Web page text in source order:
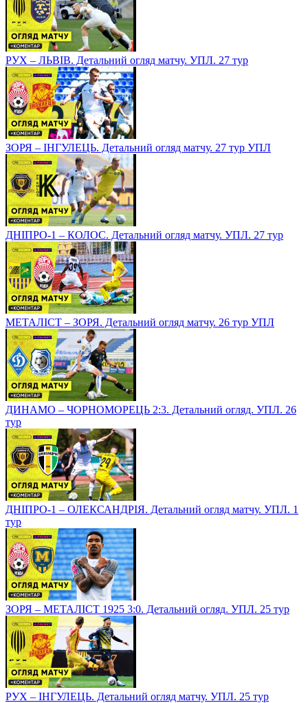
РУХ – ЛЬВІВ. Детальний огляд матчу. УПЛ. 27 тур
ЗОРЯ – ІНГУЛЕЦЬ. Детальний огляд матчу. 27 тур УПЛ
ДНІПРО-1 – КОЛОС. Детальний огляд матчу. УПЛ. 27 тур
МЕТАЛІСТ – ЗОРЯ. Детальний огляд матчу. 26 тур УПЛ
ДИНАМО – ЧОРНОМОРЕЦЬ 2:3. Детальний огляд. УПЛ. 26
тур
ДНІПРО-1 – ОЛЕКСАНДРІЯ. Детальний огляд матчу. УПЛ. 1
тур
ЗОРЯ – МЕТАЛІСТ 1925 3:0. Детальний огляд. УПЛ. 25 тур
РУХ – ІНГУЛЕЦЬ. Детальний огляд матчу. УПЛ. 25 тур